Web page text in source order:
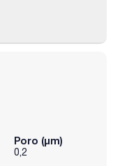
Poro (µm)
0,2